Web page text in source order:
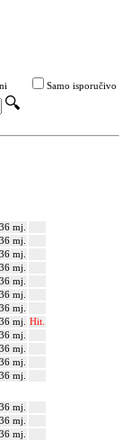
Samo isporučivo
mj.
mj.
mj.
mj.
mj.
mj.
mj.
mj.
Hit.
mj.
mj.
mj.
mj.
mj.
mj.
mj.